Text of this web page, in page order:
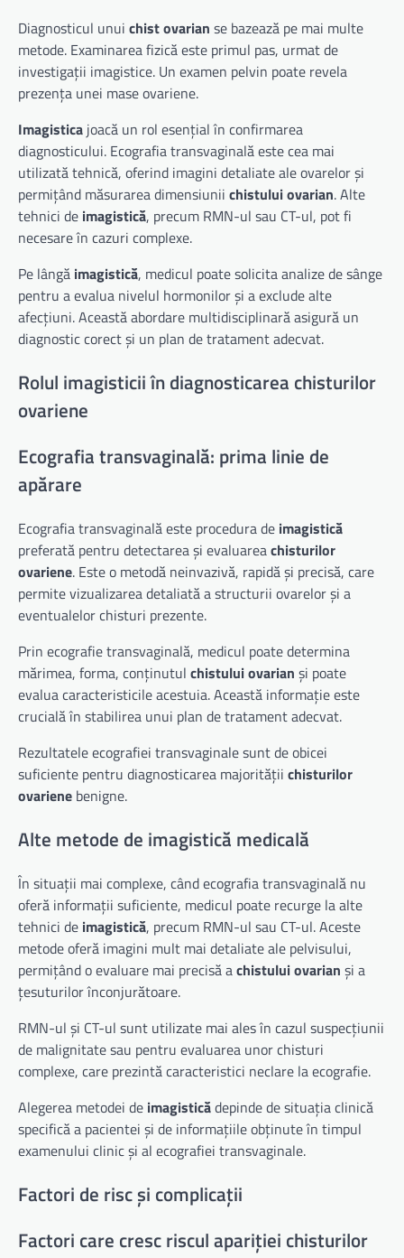
Diagnosticul unui chist ovarian se bazează pe mai multe
metode. Examinarea fizică este primul pas, urmat de
investigații imagistice. Un examen pelvin poate revela
prezența unei mase ovariene.
Imagistica joacă un rol esențial în confirmarea
diagnosticului. Ecografia transvaginală este cea mai
utilizată tehnică, oferind imagini detaliate ale ovarelor și
permițând măsurarea dimensiunii chistului ovarian. Alte
tehnici de imagistică, precum RMN-ul sau CT-ul, pot fi
necesare în cazuri complexe.
Pe lângă imagistică, medicul poate solicita analize de sânge
pentru a evalua nivelul hormonilor și a exclude alte
afecțiuni. Această abordare multidisciplinară asigură un
diagnostic corect și un plan de tratament adecvat.
Rolul imagisticii în diagnosticarea chisturilor
ovariene
Ecografia transvaginală: prima linie de
apărare
Ecografia transvaginală este procedura de imagistică
preferată pentru detectarea și evaluareachisturilor
ovariene. Este o metodă neinvazivă, rapidă și precisă, care
permite vizualizarea detaliată a structurii ovarelor și a
eventualelor chisturi prezente.
Prin ecografie transvaginală, medicul poate determina
mărimea, forma, conținutul chistului ovarian și poate
evalua caracteristicile acestuia. Această informație este
crucială în stabilirea unui plan de tratament adecvat.
Rezultatele ecografiei transvaginale sunt de obicei
suficiente pentru diagnosticarea majorității chisturilor
ovariene benigne.
Alte metode de imagistică medicală
În situații mai complexe, când ecografia transvaginală nu
oferă informații suficiente, medicul poate recurge la alte
tehnici de imagistică, precum RMN-ul sau CT-ul. Aceste
metode oferă imagini mult mai detaliate ale pelvisului,
permițând o evaluare mai precisă achistului ovarian și a
țesuturilor înconjurătoare.
RMN-ul și CT-ul sunt utilizate mai ales în cazul suspecțiunii
de malignitate sau pentru evaluarea unor chisturi
complexe, care prezintă caracteristici neclare la ecografie.
Alegerea metodei de imagisticădepinde de situația clinică
specifică a pacientei și de informațiile obținute în timpul
examenului clinic și al ecografiei transvaginale.
Factori de risc și complicații
Factori care cresc riscul apariției chisturilor